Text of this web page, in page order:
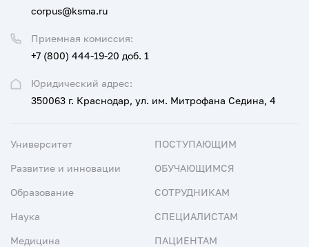
Юридический адрес:
350063 г. Краснодар, ул. им. Митрофана Седина, 4
Приемная комиссия:
+7 (800) 444-19-20 доб. 1
corpus@ksma.ru
Университет
Развитие и инновации
Образование
Наука
Медицина
ПОСТУПАЮЩИМ
ОБУЧАЮЩИМСЯ
СОТРУДНИКАМ
СПЕЦИАЛИСТАМ
ПАЦИЕНТАМ